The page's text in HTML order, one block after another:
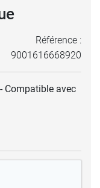
Référence :
9001616668920
Compatible avec